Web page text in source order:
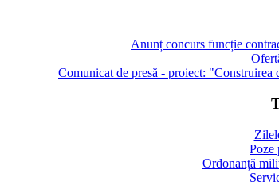
Anunț concurs funcție
Comunicat de presă - proiect:
Poze
Ordonanță